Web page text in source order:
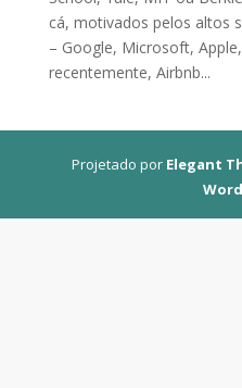
cá, motivados pelos altos
– Google, Microsoft,
recentemente, Airbnb...
Projetado por Elegant